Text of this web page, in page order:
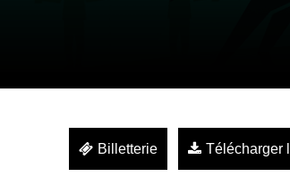
Billetterie Télécharger